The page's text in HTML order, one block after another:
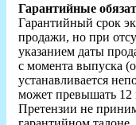
Гарантийные
Гарантийный срок
продажи, но при
указанием даты
с момента выпуска
устанавливается
может превышать 12
Претензии не